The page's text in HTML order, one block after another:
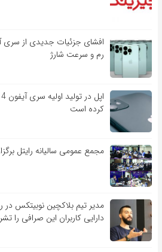
رم و سرعت شارژ
کرده است
مجمع عمومی سالیانه رایتل
دارایی کاربران این صرافی را